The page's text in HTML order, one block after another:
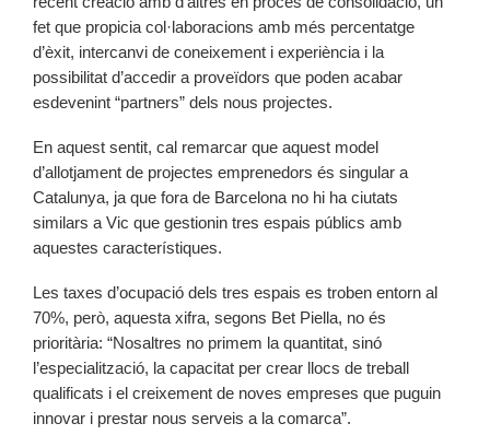
fet que propicia col·laboracions amb més percentatge
d’èxit, intercanvi de coneixement i experiència i la
possibilitat d’accedir a proveïdors que poden acabar
esdevenint “partners” dels nous projectes.
En aquest sentit, cal remarcar que aquest model
d’allotjament de projectes emprenedors és singular a
Catalunya, ja que fora de Barcelona no hi ha ciutats
similars a Vic que gestionin tres espais públics amb
aquestes característiques.
Les taxes d’ocupació dels tres espais es troben entorn al
70%, però, aquesta xifra, segons Bet Piella, no és
prioritària: “Nosaltres no primem la quantitat, sinó
l’especialització, la capacitat per crear llocs de treball
qualificats i el creixement de noves empreses que puguin
innovar i prestar nous serveis a la comarca”.